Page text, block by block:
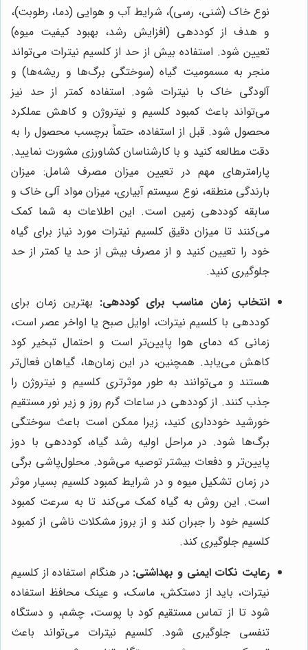
نوع خاک (شنی، رسی)، شرایط آب و هوایی (دما، رطوبت)،
و هدف از کوددهی (افزایش رشد، بهبود کیفیت میوه)
تعیین شود. استفاده بیش از حد از کلسیم نیترات می‌تواند
منجر به مسمومیت گیاه (سوختگی برگ‌ها و ریشه‌ها) و
آلودگی خاک با نیترات شود. استفاده کمتر از حد نیز
می‌تواند باعث کمبود کلسیم و نیتروژن و کاهش عملکرد
محصول شود. قبل از استفاده، حتماً برچسب محصول را به
دقت مطالعه کنید و با کارشناسان کشاورزی مشورت نمایید.
پارامترهای مهم در تعیین میزان مصرف شامل: میزان
بارندگی منطقه، نوع سیستم آبیاری، میزان مواد آلی خاک و
سابقه کوددهی زمین است. این اطلاعات به شما کمک
می‌کنند تا میزان دقیق کلسیم نیترات مورد نیاز برای گیاه
خود را تعیین کنید و از مصرف بیش از حد یا کمتر از حد
جلوگیری کنید.
انتخاب زمان مناسب برای کوددهی: بهترین زمان برای
کوددهی با کلسیم نیترات، اوایل صبح یا اواخر عصر است،
زمانی که دمای هوا پایین‌تر است و احتمال تبخیر کود
کاهش می‌یابد. همچنین، در این زمان‌ها، گیاهان فعال‌تر
هستند و می‌توانند به طور موثرتری کلسیم و نیتروژن را
جذب کنند. از کوددهی در ساعات گرم روز و زیر نور مستقیم
خورشید خودداری کنید، زیرا ممکن است باعث سوختگی
برگ‌ها شود. در مراحل اولیه رشد گیاه، کوددهی با دوز
پایین‌تر و دفعات بیشتر توصیه می‌شود. محلول‌پاشی برگی
در زمان تشکیل میوه و در شرایط کمبود کلسیم بسیار موثر
است. این روش به گیاه کمک می‌کند تا به سرعت کمبود
کلسیم خود را جبران کند و از بروز مشکلات ناشی از کمبود
کلسیم جلوگیری کند.
رعایت نکات ایمنی و بهداشتی: در هنگام استفاده از کلسیم
نیترات، باید از دستکش، ماسک، و عینک محافظ استفاده
شود تا از تماس مستقیم کود با پوست، چشم، و دستگاه
تنفسی جلوگیری شود. کلسیم نیترات می‌تواند باعث